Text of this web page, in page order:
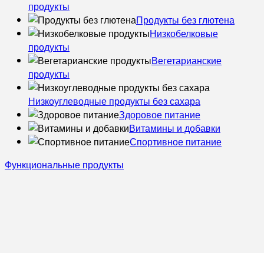
продукты
Продукты без глютена
Низкобелковые
продукты
Вегетарианские
продукты
Низкоуглеводные продукты без сахара
Здоровое питание
Витамины и добавки
Спортивное питание
Функциональные продукты